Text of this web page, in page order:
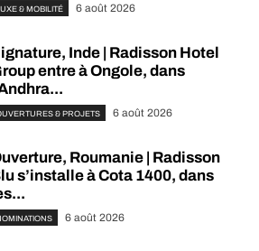
& MOBILITÉ 6 août 2026
Inde | Radisson Hotel
entre à Ongole, dans
& PROJETS 6 août 2026
Roumanie | Radisson
s’installe à Cota 1400, dans
6 août 2026